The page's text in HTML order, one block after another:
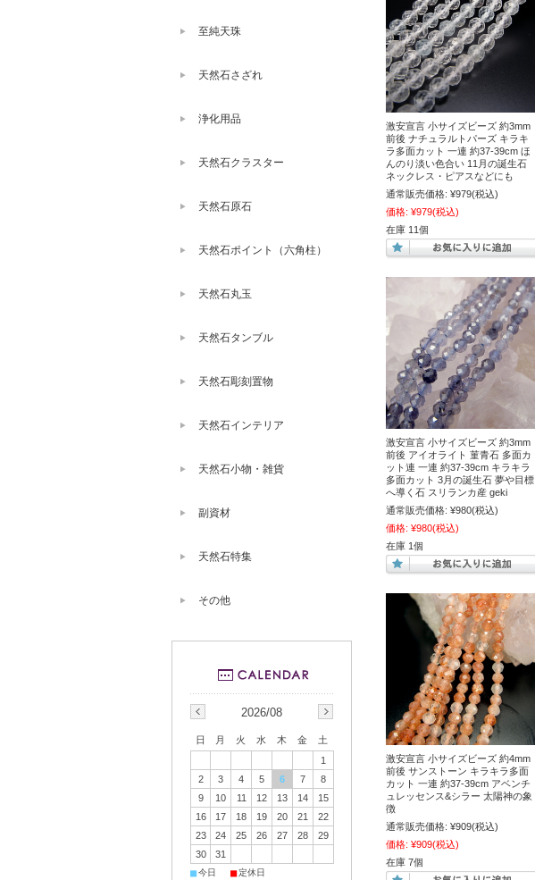
激安宣言 小サイズビーズ 約3mm
前後 ナチュラルトパーズ キラキ
ラ多面カット 一連 約37-39cm ほ
んのり淡い色合い 11月の誕生石
ネックレス・ピアスなどにも
通常販売価格: ¥979(税込)
価格: ¥979(税込)
在庫 11個
激安宣言 小サイズビーズ 約3mm
前後 アイオライト 菫青石 多面カ
ット連 一連 約37-39cm キラキラ
多面カット 3月の誕生石 夢や目標
へ導く石 スリランカ産 geki
通常販売価格: ¥980(税込)
価格: ¥980(税込)
在庫 1個
激安宣言 小サイズビーズ 約4mm
前後 サンストーン キラキラ多面
カット 一連 約37-39cm アベンチ
ュレッセンス&シラー 太陽神の象
徴
通常販売価格: ¥909(税込)
価格: ¥909(税込)
在庫 7個
至純天珠
天然石さざれ
浄化用品
天然石クラスター
天然石原石
天然石ポイント（六角柱）
天然石丸玉
天然石タンブル
天然石彫刻置物
天然石インテリア
天然石小物・雑貨
副資材
天然石特集
その他
2026/08
日 月 火 水 木 金
土
1
2
3 4 5 6 7
8
9
10 11 12 13 14
15
16
17 18 19 20 21
22
23
24 25 26 27 28
29
30
31
■今日 ■定休日